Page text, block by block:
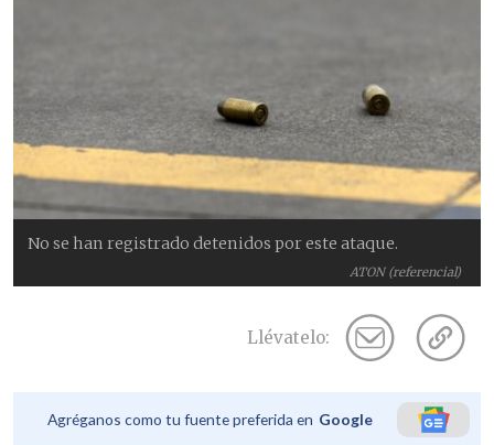
ATON (referencial)
No se han registrado detenidos por este ataque.
Llévatelo:
Agréganos como tu fuente preferida en Google